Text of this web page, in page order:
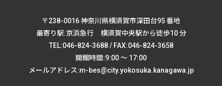
〒238-0016 神奈川県横須賀市深田台95 番地
最寄り駅:京浜急行 横須賀中央駅から徒歩10 分
TEL:046-824-3688 / FAX:046-824-3658
開館時間:9:00 ～ 17:00
メールアドレス:m-bes@city.yokosuka.kanagawa.jp